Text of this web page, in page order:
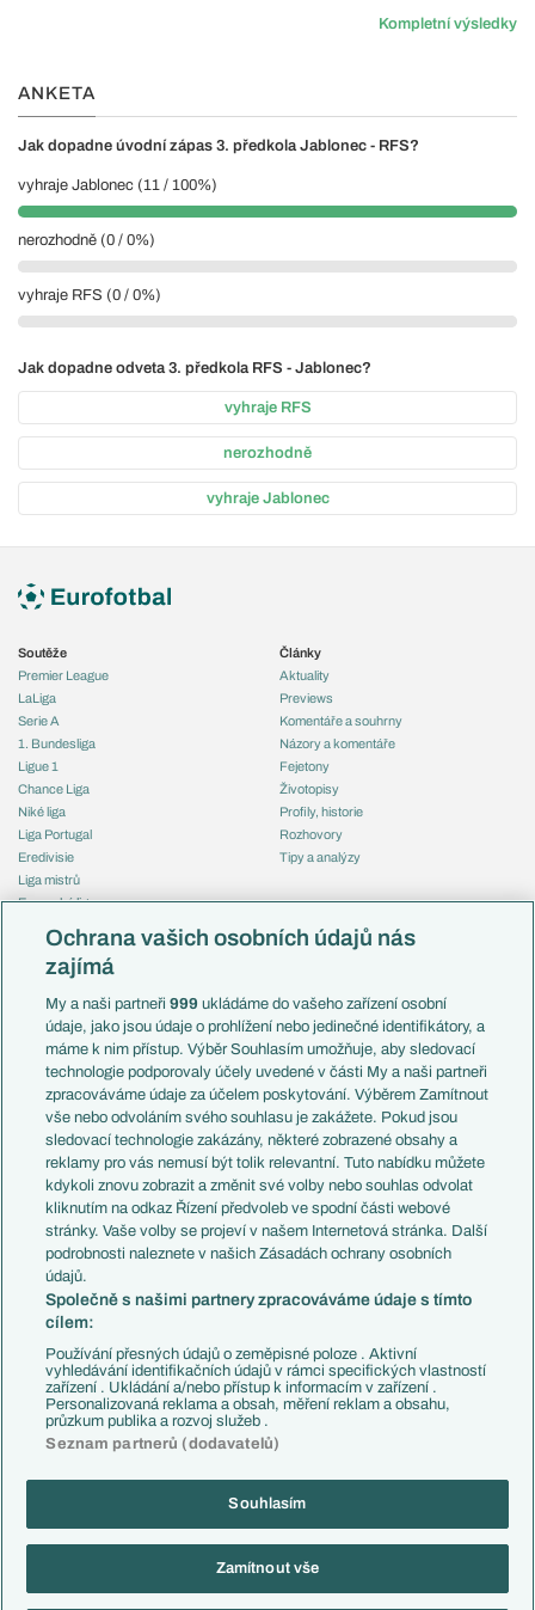
Kompletní výsledky
ANKETA
Jak dopadne úvodní zápas 3. předkola Jablonec - RFS?
vyhraje Jablonec (11 / 100%)
nerozhodně (0 / 0%)
vyhraje RFS (0 / 0%)
Jak dopadne odveta 3. předkola RFS - Jablonec?
vyhraje RFS
nerozhodně
vyhraje Jablonec
Soutěže
Premier League
LaLiga
Serie A
1. Bundesliga
Ligue 1
Chance Liga
Niké liga
Liga Portugal
Eredivisie
Liga mistrů
Evropská liga
Mistrovství světa
Liga národů
Témata
Představení týmů MS
EuroSkauting
PL v kostce
Evropské koeficienty
Přestupy
Přestupové spekulace
Zranění
Kluby
Arsenal FC
Chelsea FC
Manchester United
AC Milán
Juventus FC
Bayern Mnichov
FC Barcelona
Real Madrid
Články
Aktuality
Previews
Komentáře a souhrny
Názory a komentáře
Fejetony
Životopisy
Profily, historie
Rozhovory
Tipy a analýzy
Česko
Francie
Itálie
Německo
Španělsko
Argentina
Brazílie
Přestupy
Zápasy
Livescore
Tipovací soutěž
Copyright © 2001-2026 EuroFotbal.cz. Využíváme zpravodajství ČTK.
Informace o zpracování osobních údajů
Ochrana vašich osobních údajů nás
zajímá
My a naši partneři999 ukládáme do vašeho zařízení osobní
údaje, jako jsou údaje o prohlížení nebo jedinečné identifikátory, a
máme k nim přístup. Výběr Souhlasím umožňuje, aby sledovací
technologie podporovaly účely uvedené v části My a naši partneři
zpracováváme údaje za účelem poskytování. Výběrem Zamítnout
vše nebo odvoláním svého souhlasu je zakážete. Pokud jsou
sledovací technologie zakázány, některé zobrazené obsahy a
reklamy pro vás nemusí být tolik relevantní. Tuto nabídku můžete
kdykoli znovu zobrazit a změnit své volby nebo souhlas odvolat
kliknutím na odkaz Řízení předvoleb ve spodní části webové
stránky. Vaše volby se projeví v našem Internetová stránka. Další
podrobnosti naleznete v našich Zásadách ochrany osobních
údajů.
Společně s našimi partnery zpracováváme údaje s tímto
cílem:
Používání přesných údajů o zeměpisné poloze . Aktivní
vyhledávání identifikačních údajů v rámci specifických vlastností
zařízení . Ukládání a/nebo přístup k informacím v zařízení .
Personalizovaná reklama a obsah, měření reklam a obsahu,
průzkum publika a rozvoj služeb .
Seznam partnerů (dodavatelů)
Souhlasím
Zamítnout vše